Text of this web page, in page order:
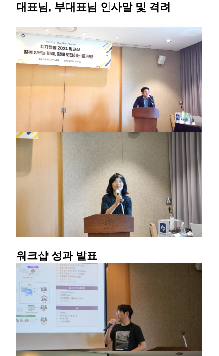
대표님, 부대표님 인사말 및 격려
워크샵 성과 발표